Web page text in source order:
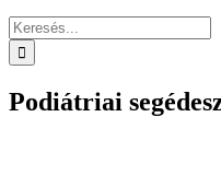
Keresés...
Podiátriai